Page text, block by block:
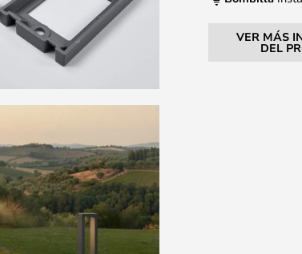
VER MÁS
DEL